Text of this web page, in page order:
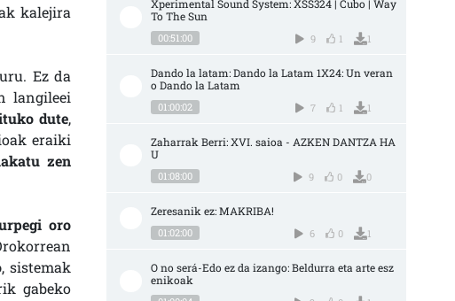
kalejira
Ez da
langileei
dute,
eraiki
zen
oro
, sistemak
gabeko
Xperimental Sound System: XSS324 | Cubo | Way
To The Sun
00:51:00 9 1 1
Dando la latam: Dando la Latam 1X24: Un veran
o Dando la Latam
01:00:02 7 1 1
Zaharrak Berri: XVI. saioa - AZKEN DANTZA HA
U
01:08:00 9 0 0
Zeresanik ez: MAKRIBA!
01:02:00 6 0 1
O no será-Edo ez da izango: Beldurra eta arte esz
enikoak